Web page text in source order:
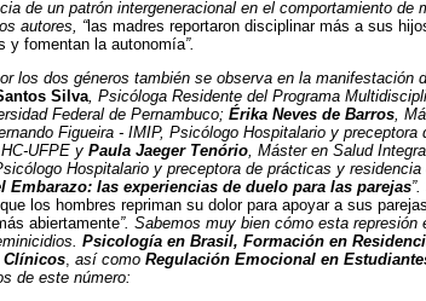
de un patrón intergeneracional en el comportamiento de
autores, “las madres reportaron disciplinar más a sus
y fomentan la autonomía”.
los dos géneros también se observa en la manifestación
Silva, Psicóloga Residente del Programa
Federal de Pernambuco; Érika Neves de Barros,
Figueira - IMIP, Psicólogo Hospitalario y
UFPE y Paula Jaeger Tenório, Máster en Salud
Hospitalario y preceptora de prácticas y
Embarazo: las experiencias de duelo para las parejas
los hombres repriman su dolor para apoyar a sus parejas
abiertamente”. Sabemos muy bien cómo esta represión
Psicología en Brasil, Formación en
Clínicos, así como Regulación Emocional en
de este número: